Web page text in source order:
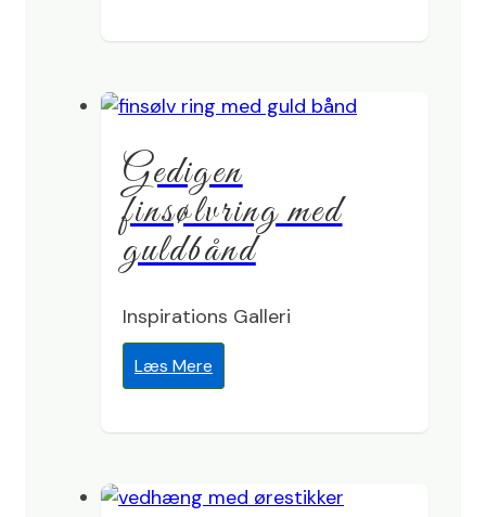
Gedigen
finsølvring med
guldbånd
Inspirations Galleri
Læs Mere